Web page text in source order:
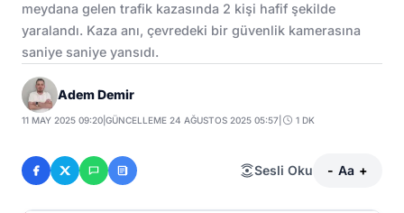
meydana gelen trafik kazasında 2 kişi hafif şekilde
yaralandı. Kaza anı, çevredeki bir güvenlik kamerasına
saniye saniye yansıdı.
Adem Demir
11 MAY 2025 09:20 |GÜNCELLEME 24 AĞUSTOS 2025 05:57 1 DK
Sesli Oku - Aa +